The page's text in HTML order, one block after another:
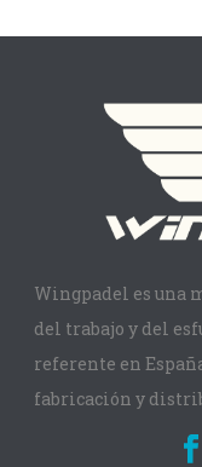
Wingpadel es una
del trabajo y del
referente en
fabricación y